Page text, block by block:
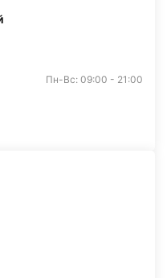
Пн-Вс: 09:00 - 21:00